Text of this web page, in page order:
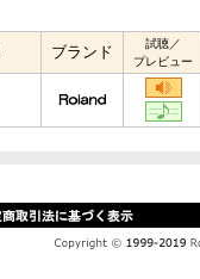
ブランド
試聴／
プレビュー